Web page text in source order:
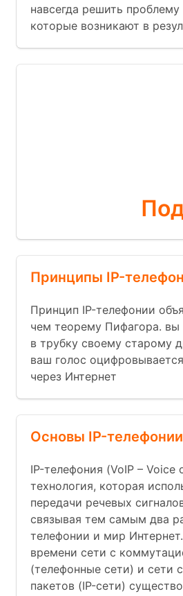
навсегда решить
которые возникают в
Принципы IP-
Принцип IP-телефонии
чем теорему Пифагора. вы
в трубку своему старому
ваш голос
через Интернет
Основы IP-телефонии
IP-телефония (VoIP – Voice
технология, которая
передачи речевых
связывая тем самым два
телефонии и мир
времени сети с
(телефонные сети) и сети
пакетов (IP-сети)